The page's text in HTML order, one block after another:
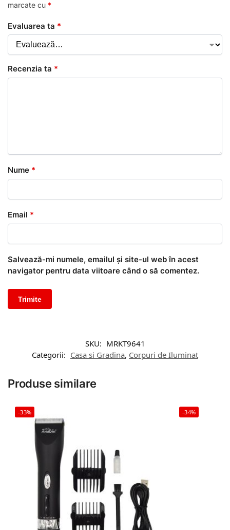
marcate cu *
Evaluarea ta *
Recenzia ta *
Nume *
Email *
Salvează-mi numele, emailul și site-ul web în acest
navigator pentru data viitoare când o să comentez.
SKU: MRKT9641
Categorii: Casa si Gradina, Corpuri de Iluminat
Produse similare
-33% -34%